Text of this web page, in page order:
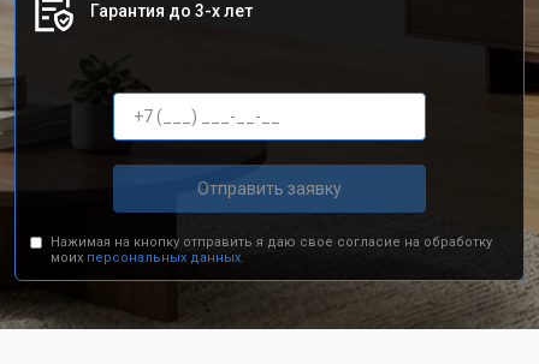
Гарантия до 3-х лет
Отправить заявку
Нажимая на кнопку отправить я даю свое согласие на обработку
моих персональных данных.